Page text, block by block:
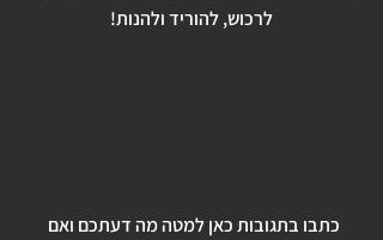
לרכוש, להוריד ולהנות!
כתבו בתגובות כאן למטה מה דעתכם ואם